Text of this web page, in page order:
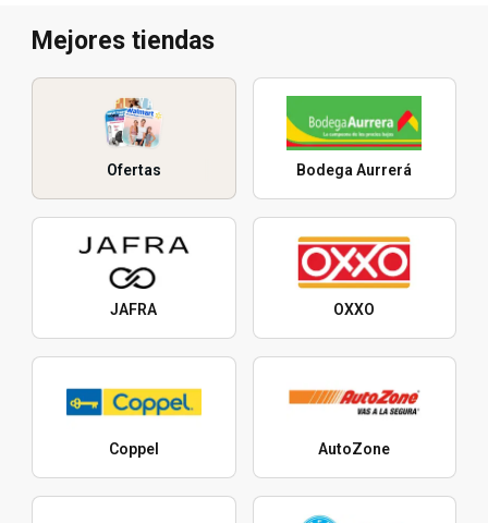
Mejores tiendas
Ofertas Bodega Aurrerá
JAFRA OXXO
Coppel AutoZone